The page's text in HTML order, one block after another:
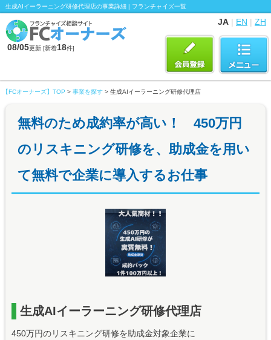
生成AIイーラーニング研修代理店の事業詳細 | フランチャイズ一覧
08/05更新 [新着18件]
JA | EN | ZH
【FCオーナーズ】TOP >事業を探す> 生成AIイーラーニング研修代理店
無料のため成約率が高い！ 450万円
のリスキニング研修を、助成金を用い
て無料で企業に導入するお仕事
生成AIイーラーニング研修代理店
450万円のリスキニング研修を助成金対象企業に